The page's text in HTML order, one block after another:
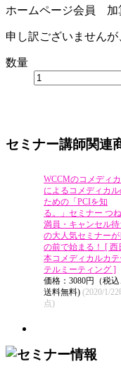
ホームページ会員 加
申し訳ございませんが
数量
セミナー講師関連
WCCMのコメディ
によるコメディカ
ための「PCIを知
る。」セミナー つ
満員・キャンセル待
の大人気セミナーが
の前で始まる！ [ 西
本コメディカルカテ
テルミーティング ]
価格：3080円（税込
送料無料) (2020/1/
点)